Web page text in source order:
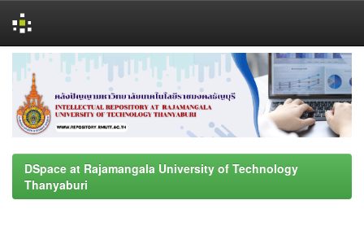
navigation
DSpace at Rajamangala University of Technology
Thanyaburi